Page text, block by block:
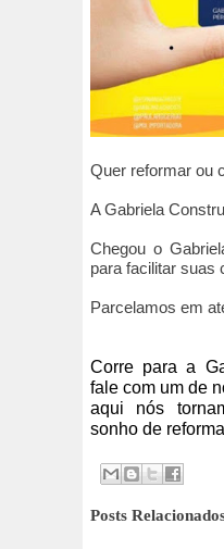
Quer reformar ou
A Gabriela
Chegou o
para facilitar suas
Parcelamos em
Corre para a
fale com um de
aqui nós
sonho de
Posts